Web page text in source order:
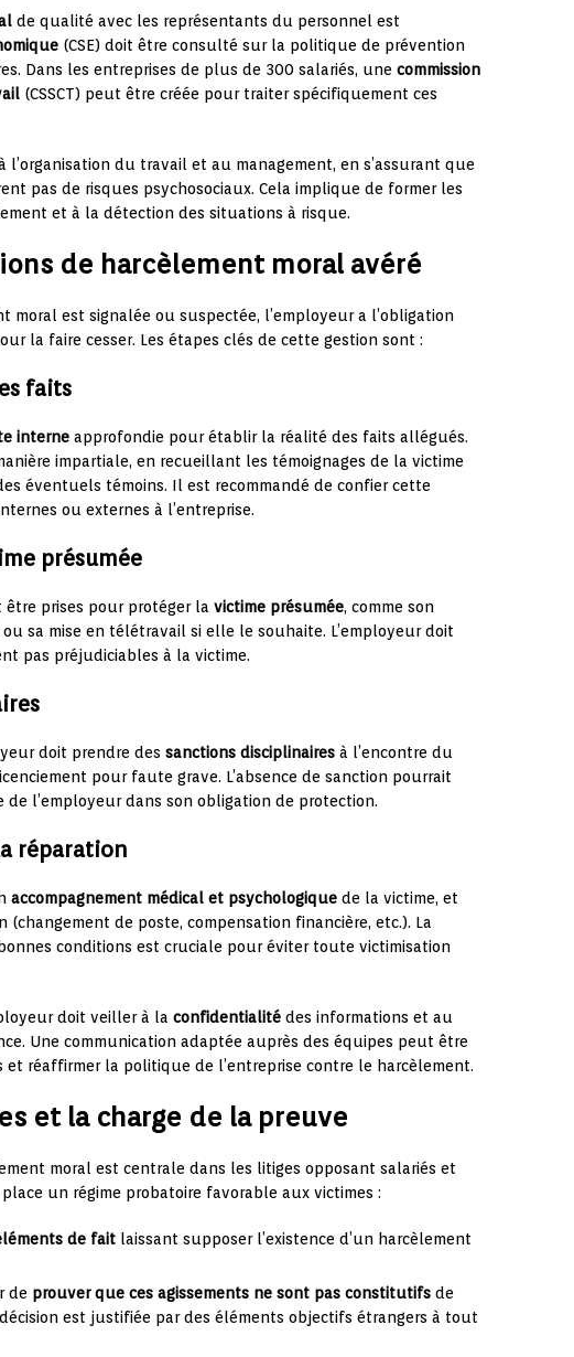
de qualité avec les représentants du personnel est
(CSE) doit être consulté sur la politique de prévention
Dans les entreprises de plus de 300 salariés, une commission
(CSSCT) peut être créée pour traiter spécifiquement ces
l’organisation du travail et au management, en s’assurant que
pas de risques psychosociaux. Cela implique de former les
et à la détection des situations à risque.
de harcèlement moral avéré
moral est signalée ou suspectée, l’employeur a l’obligation
la faire cesser. Les étapes clés de cette gestion sont :
faits
interne approfondie pour établir la réalité des faits allégués.
impartiale, en recueillant les témoignages de la victime
éventuels témoins. Il est recommandé de confier cette
ou externes à l’entreprise.
présumée
être prises pour protéger la victime présumée, comme son
sa mise en télétravail si elle le souhaite. L’employeur doit
pas préjudiciables à la victime.
doit prendre des sanctions disciplinaires à l’encontre du
pour faute grave. L’absence de sanction pourrait
l’employeur dans son obligation de protection.
réparation
accompagnement médical et psychologique de la victime, et
(changement de poste, compensation financière, etc.). La
conditions est cruciale pour éviter toute victimisation
doit veiller à la confidentialité des informations et au
Une communication adaptée auprès des équipes peut être
et réaffirmer la politique de l’entreprise contre le harcèlement.
et la charge de la preuve
moral est centrale dans les litiges opposant salariés et
un régime probatoire favorable aux victimes :
de fait laissant supposer l’existence d’un harcèlement
de prouver que ces agissements ne sont pas constitutifs de
est justifiée par des éléments objectifs étrangers à tout